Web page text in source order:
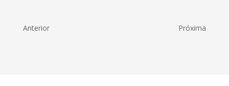
Anterior Próxima